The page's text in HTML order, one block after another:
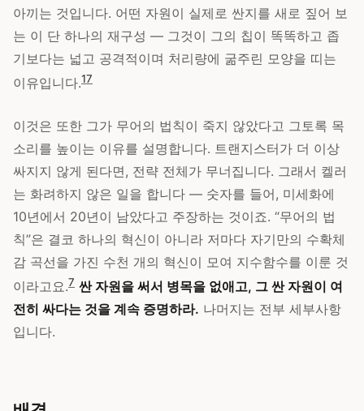
아끼는 것입니다. 어떤 자원이 실제로 싼지를 새로 짚어 보
는 이 단 하나의 재구성 — 그것이 그의 칩이 똑똑하고 좁
기보다는 넓고 공격적이며 처리량에 굶주린 모양을 띠는
이유입니다.17
이것은 또한 그가 무어의 법칙이 죽지 않았다고 그토록 목
소리를 높이는 이유를 설명합니다. 트랜지스터가 더 이상
싸지지 않게 된다면, 전략 전체가 무너집니다. 그래서 켈러
는 화려하지 않은 일을 합니다 — 숫자를 들어, 미세화에
10년에서 20년이 남았다고 주장하는 것이죠. “무어의 법
칙”은 결코 하나의 혁신이 아니라 저마다 자기만의 수확체
감 곡선을 가진 수천 개의 혁신이 모여 지수함수를 이룬 것
이라고요.7 싼 자원을 써서 병목을 없애고, 그 싼 자원이 여
전히 싸다는 것을 계속 증명하라. 나머지는 전부 세부사항
입니다.